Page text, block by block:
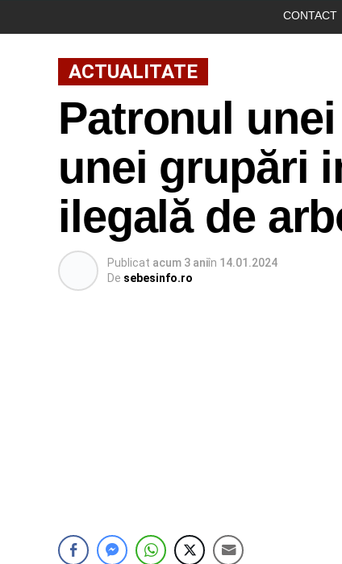
CONTACT
ACTUALITATE
Patronul
unei grupări
ilegală de
Publicat acum 3 aniîn 14.01.2024
De sebesinfo.ro